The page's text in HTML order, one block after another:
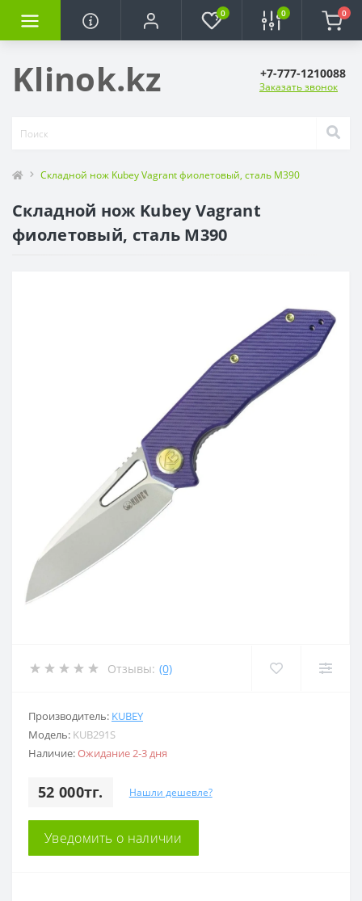
0 0 0
Klinok.kz +7-777-1210088
Заказать звонок
Складной нож Kubey Vagrant фиолетовый, сталь M390
Складной нож Kubey Vagrant
фиолетовый, сталь M390
Отзывы: (0)
Производитель: KUBEY
Модель: KUB291S
Наличие:Ожидание 2-3 дня
52 000тг. Нашли дешевле?
Уведомить о наличии